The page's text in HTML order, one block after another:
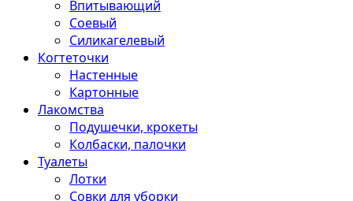
Впитывающий
Соевый
Силикагелевый
Когтеточки
Настенные
Картонные
Лакомства
Подушечки, крокеты
Колбаски, палочки
Туалеты
Лотки
Совки для уборки